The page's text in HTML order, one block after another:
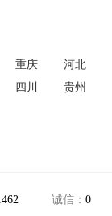
重庆
河北
四川 贵州
诚信： 0